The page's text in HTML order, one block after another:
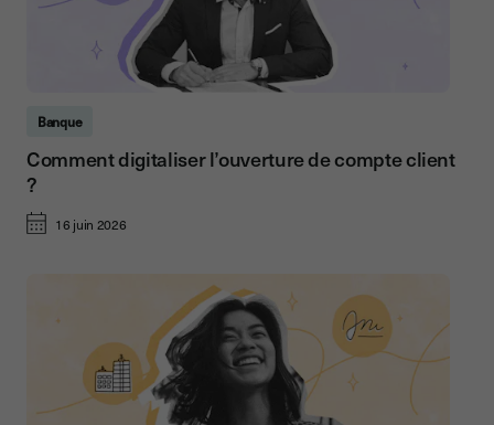
Banque
Comment digitaliser l’ouverture de compte client
?
16 juin 2026